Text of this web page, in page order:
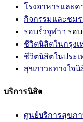
โรงอาหารและค
กิจกรรมและชมร
รอบรั้วจุฬาฯ รอ
ชีวิตนิสิตในกรุงเ
ชีวิตนิสิตในประเ
สุขภาวะทางใจนิ
บริการนิสิต
ศูนย์บริการสุขภ